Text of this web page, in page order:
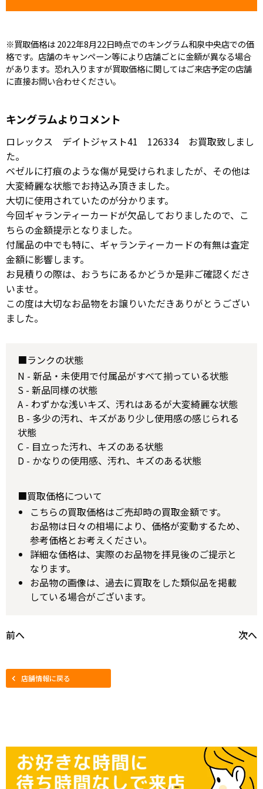
※買取価格は 2022年8月22日時点でのキングラム和泉中央店での価
格です。店舗のキャンペーン等により店舗ごとに金額が異なる場合
があります。恐れ入りますが買取価格に関してはご来店予定の店舗
に直接お問い合わせください。
キングラムよりコメント
ロレックス デイトジャスト41 126334 お買取致しまし
た。
ベゼルに打痕のような傷が見受けられましたが、その他は
大変綺麗な状態でお持込み頂きました。
大切に使用されていたのが分かります。
今回ギャランティーカードが欠品しておりましたので、こ
ちらの金額提示となりました。
付属品の中でも特に、ギャランティーカードの有無は査定
金額に影響します。
お見積りの際は、おうちにあるかどうか是非ご確認くださ
いませ。
この度は大切なお品物をお譲りいただきありがとうござい
ました。
■ランクの状態
N - 新品・未使用で付属品がすべて揃っている状態
S - 新品同様の状態
A - わずかな浅いキズ、汚れはあるが大変綺麗な状態
B - 多少の汚れ、キズがあり少し使用感の感じられる
状態
C - 目立った汚れ、キズのある状態
D - かなりの使用感、汚れ、キズのある状態
■買取価格について
こちらの買取価格はご売却時の買取金額です。
お品物は日々の相場により、価格が変動するため、
参考価格とお考えください。
詳細な価格は、実際のお品物を拝見後のご提示と
なります。
お品物の画像は、過去に買取をした類似品を掲載
している場合がございます。
前へ 次へ
店舗情報に戻る